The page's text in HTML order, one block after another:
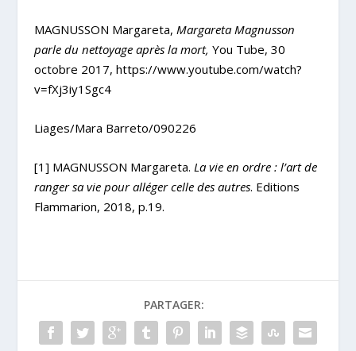
MAGNUSSON Margareta, Margareta Magnusson
parle du nettoyage après la mort, You Tube, 30
octobre 2017, https://www.youtube.com/watch?
v=fXj3iy1Sgc4
Liages/Mara Barreto/090226
[1] MAGNUSSON Margareta. La vie en ordre : l’art de
ranger sa vie pour alléger celle des autres. Editions
Flammarion, 2018, p.19.
PARTAGER: